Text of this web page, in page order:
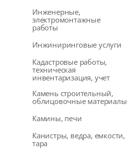
Инженерные,
электромонтажные
работы
Инжиниринговые услуги
Кадастровые работы,
техническая
инвентаризация, учет
Камень строительный,
облицовочные материалы
Камины, печи
Канистры, ведра, емкости,
тара